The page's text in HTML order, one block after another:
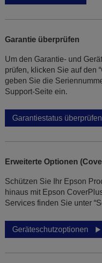
Garantie überprüfen
Um den Garantie- und
prüfen, klicken Sie auf den
geben Sie die
Support-Seite ein.
Garantiestatus überprüfen
Erweiterte Optionen
Schützen Sie Ihr Epson
hinaus mit Epson
Services finden Sie unter
Geräteschutzoptionen